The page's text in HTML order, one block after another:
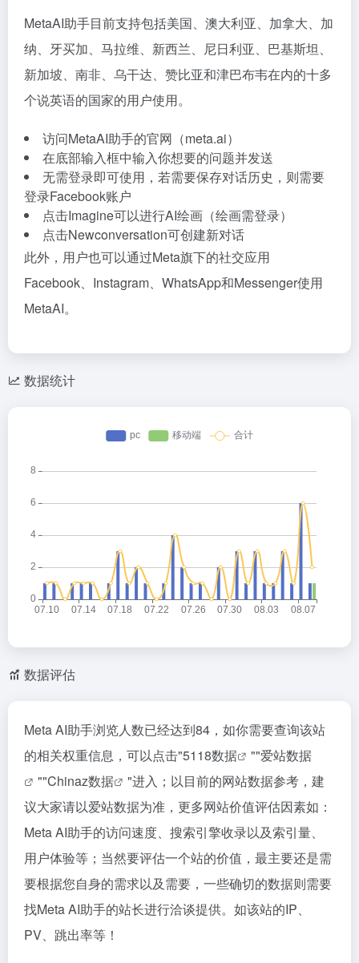
MetaAI助手目前支持包括美国、澳大利亚、加拿大、加
纳、牙买加、马拉维、新西兰、尼日利亚、巴基斯坦、
新加坡、南非、乌干达、赞比亚和津巴布韦在内的十多
个说英语的国家的用户使用。
访问MetaAI助手的官网（meta.ai）
在底部输入框中输入你想要的问题并发送
无需登录即可使用，若需要保存对话历史，则需要
登录Facebook账户
点击Imagine可以进行AI绘画（绘画需登录）
点击Newconversation可创建新对话
此外，用户也可以通过Meta旗下的社交应用
Facebook、Instagram、WhatsApp和Messenger使用
MetaAI。
数据统计
数据评估
Meta AI助手浏览人数已经达到84，如你需要查询该站
的相关权重信息，可以点击"5118数据 ""爱站数据
""Chinaz数据
"进入；以目前的网站数据参考，建
议大家请以爱站数据为准，更多网站价值评估因素如：
Meta AI助手的访问速度、搜索引擎收录以及索引量、
用户体验等；当然要评估一个站的价值，最主要还是需
要根据您自身的需求以及需要，一些确切的数据则需要
找Meta AI助手的站长进行洽谈提供。如该站的IP、
PV、跳出率等！